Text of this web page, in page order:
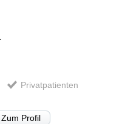
Privatpatienten
Zum Profil